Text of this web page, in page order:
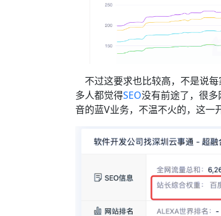
不过这要求也比较高，不是说
多人都觉得SEO没有前途了，很
音的蓝V业务，不温不火的，这一